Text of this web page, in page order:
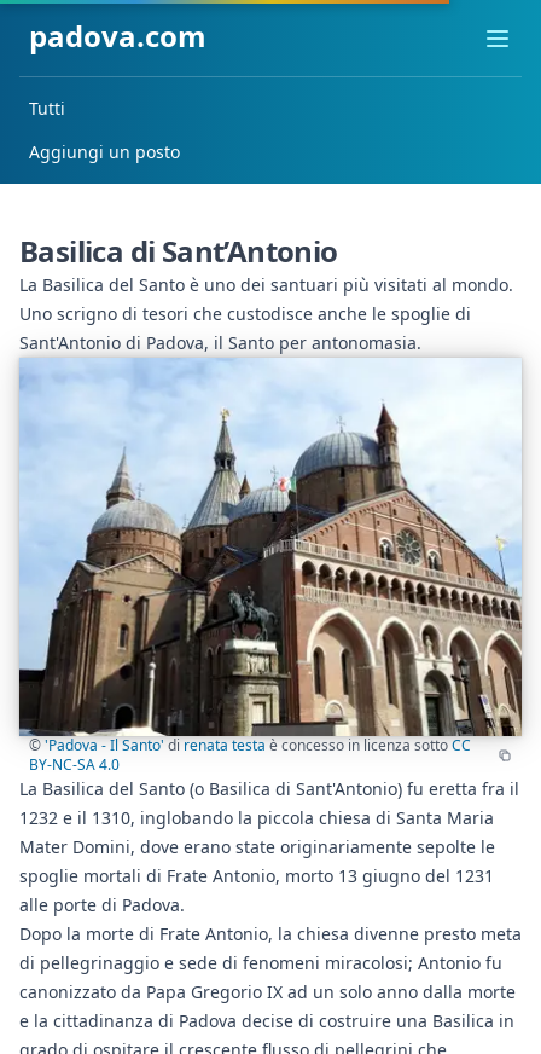
padova.com
Tutti
Aggiungi un posto
Basilica di Sant’Antonio
La Basilica del Santo è uno dei santuari più visitati al mondo.
Uno scrigno di tesori che custodisce anche le spoglie di
Sant'Antonio di Padova, il Santo per antonomasia.
©'Padova - Il Santo'direnata testaè concesso in licenza sottoCC
BY-NC-SA 4.0
La Basilica del Santo (o Basilica di Sant'Antonio) fu eretta fra il
1232 e il 1310, inglobando la piccola chiesa di Santa Maria
Mater Domini, dove erano state originariamente sepolte le
spoglie mortali di Frate Antonio, morto 13 giugno del 1231
alle porte di Padova.
Dopo la morte di Frate Antonio, la chiesa divenne presto meta
di pellegrinaggio e sede di fenomeni miracolosi; Antonio fu
canonizzato da Papa Gregorio IX ad un solo anno dalla morte
e la cittadinanza di Padova decise di costruire una Basilica in
grado di ospitare il crescente flusso di pellegrini che